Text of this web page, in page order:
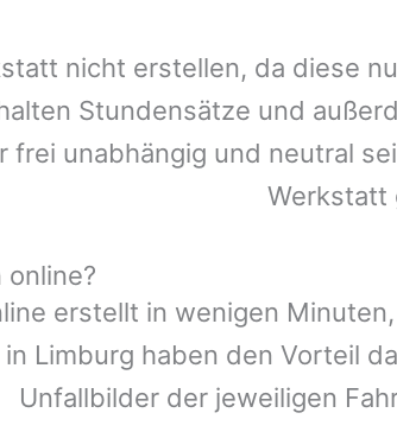
nicht erstellen, da diese
Stundensätze und
frei unabhängig und neutral
Werkstatt
erstellt in wenigen
Limburg haben den Vorteil
Unfallbilder der jeweiligen